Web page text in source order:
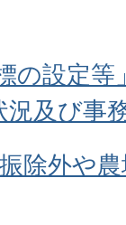
の設定
及び事
除外や